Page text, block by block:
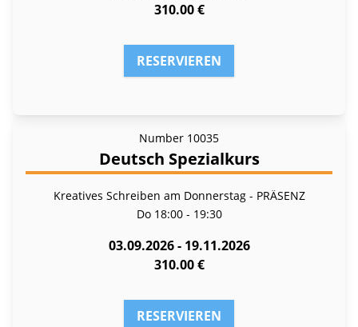
310.00 €
RESERVIEREN
Number 10035
Deutsch Spezialkurs
Kreatives Schreiben am Donnerstag - PRÄSENZ
Do 18:00 - 19:30
03.09.2026 - 19.11.2026
310.00 €
RESERVIEREN